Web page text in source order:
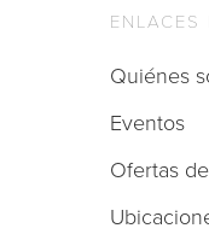
ENLACES
Quiénes
Eventos
Ofertas